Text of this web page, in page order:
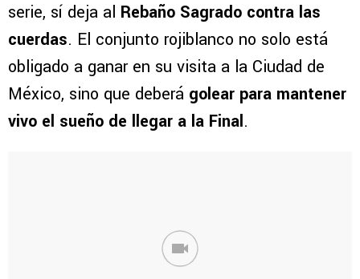
serie, sí deja al Rebaño Sagrado contra las
cuerdas. El conjunto rojiblanco no solo está
obligado a ganar en su visita a la Ciudad de
México, sino que deberá golear para mantener
vivo el sueño de llegar a la Final.